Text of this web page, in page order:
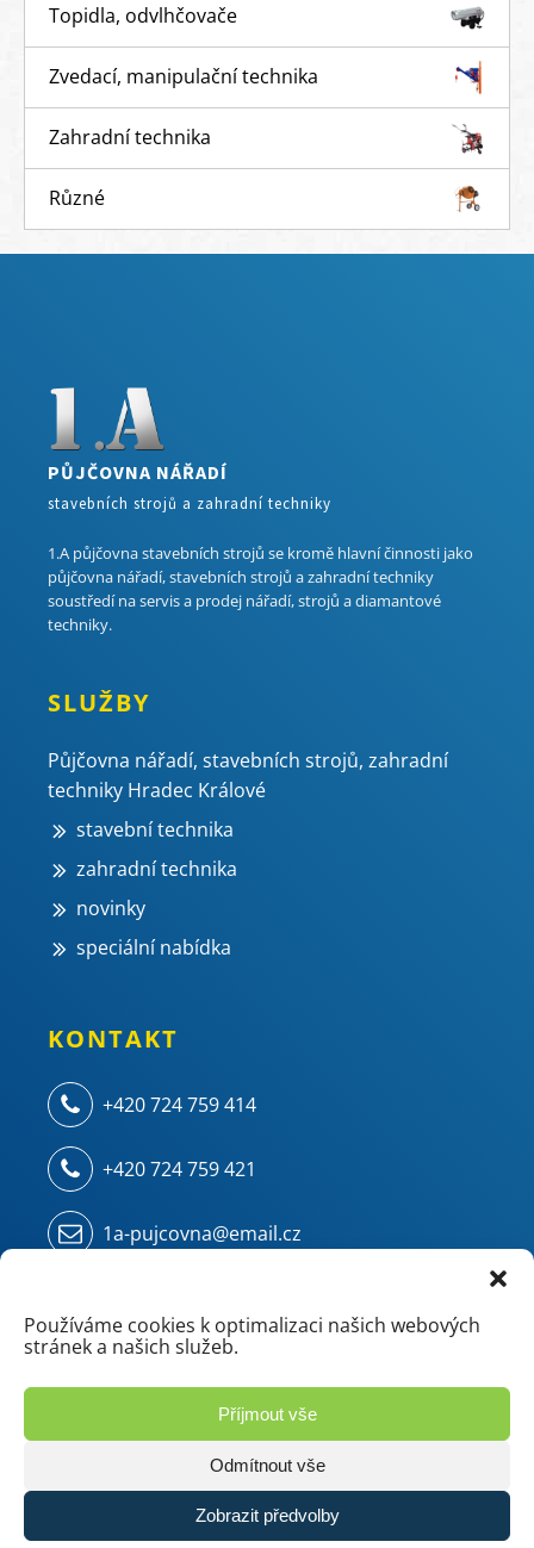
Používáme cookies k optimalizaci našich webových
stránek a našich služeb.
Příjmout vše
Odmítnout vše
Zobrazit předvolby
Topidla, odvlhčovače
Zvedací, manipulační technika
Zahradní technika
Různé
PŮJČOVNA NÁŘADÍ
stavebních strojů a zahradní techniky
1.A půjčovna stavebních strojů se kromě hlavní činnosti jako
půjčovna nářadí, stavebních strojů a zahradní techniky
soustředí na servis a prodej nářadí, strojů a diamantové
techniky.
SLUŽBY
Půjčovna nářadí, stavebních strojů, zahradní
techniky Hradec Králové
stavební technika
zahradní technika
novinky
speciální nabídka
KONTAKT
+420 724 759 414
+420 724 759 421
1a-pujcovna@email.cz
500 04 Hradec Králové - Kukleny
(areál ZVU - chemie/mostárna)
© 2026 1.A Půjčovna | Vyrobilo studio